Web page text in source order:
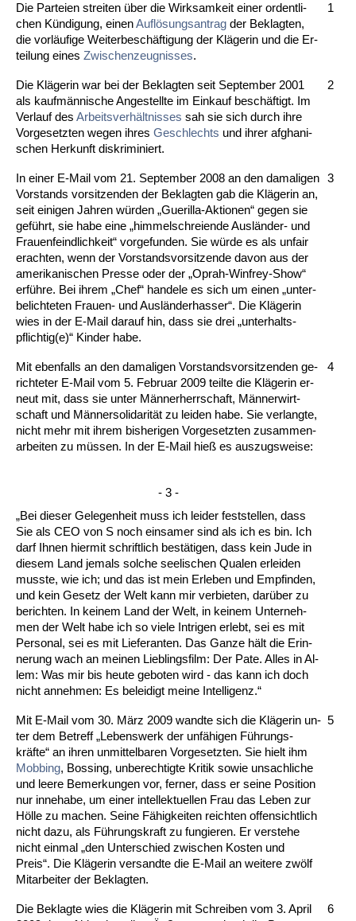
Die Par­tei­en strei­ten über die Wirk­sam­keit ei­ner or­dent­li­
chen Kündi­gung, ei­nenAuflösungs­an­trag der Be­klag­ten,
die vorläufi­ge Wei­ter­beschäfti­gung der Kläge­rin und die Er­
tei­lung ei­nes Zwi­schen­zeug­nis­ses.
1
Die Kläge­rin war bei der Be­klag­ten seit Sep­tem­ber 2001
als kaufmänni­sche An­ge­stell­te im Ein­kauf beschäftigt. Im
Ver­lauf des Ar­beits­verhält­nis­ses sah sie sich durch ih­re
Vor­ge­setz­ten we­gen ih­res Ge­schlechts und ih­rer af­gha­ni­
schen Her­kunft dis­kri­mi­niert.
2
In ei­ner E-Mail vom 21. Sep­tem­ber 2008 an den da­ma­li­gen
Vor­stands­ vor­sit­zen­den der Be­klag­ten gab die Kläge­rin an,
seit ei­ni­gen Jah­ren würden „Gue­ril­la-Ak­tio­nen“ ge­gen sie
geführt, sie ha­be ei­ne „him­mel­schrei­en­de Aus­länder- und
Frau­en­feind­lich­keit“ vor­ge­fun­den. Sie würde es als un­fair
er­ach­ten, wenn der Vor­stands­vor­sit­zen­de da­von aus der
ame­ri­ka­ni­schen Pres­se oder der „Oprah-Win­frey-Show“
erführe. Bei ih­rem „Chef“ han­de­le es sich um ei­nen „un­ter­
be­lich­te­ten Frau­en- und Ausländer­has­ser“. Die Kläge­rin
wies in der E-Mail dar­auf hin, dass sie drei „un­ter­halts­
pflich­tig(e)“ Kin­der ha­be.
3
Mit eben­falls an den da­ma­li­gen Vor­stands­vor­sit­zen­den ge­
rich­te­ter E-Mail vom 5. Fe­bru­ar 2009 teil­te die Kläge­rin er­
neut mit, dass sie un­ter Män­ner­herr­schaft, Männer­wirt­
schaft und Männer­so­li­da­rität zu lei­den ha­be. Sie ver­lang­te,
nicht mehr mit ih­rem bis­he­ri­gen Vor­ge­setz­ten zu­sam­men­
ar­bei­ten zu müssen. In der E-Mail hieß es aus­zugs­wei­se:
- 3 -
„Bei die­ser Ge­le­gen­heit muss ich lei­der fest­stel­len, dass
Sie als CEO von S noch ein­sa­mer sind als ich es bin. Ich
darf Ih­nen hier­mit schrift­lich bestäti­gen, dass kein Ju­de in
die­sem Land je­mals sol­che see­li­schen Qua­len er­lei­den
muss­te, wie ich; und das ist mein Er­le­ben und Emp­fin­den,
und kein Ge­setz der Welt kann mir ver­bie­ten, darüber zu
be­rich­ten. In kei­nem Land der Welt, in kei­nem Un­ter­neh­
men der Welt ha­be ich so vie­le In­t­ri­gen er­lebt, sei es mit
Per­so­nal, sei es mit Lie­fe­ran­ten. Das Gan­ze hält die Er­in­
ne­rung wach an mei­nen Lieb­lings­film: Der Pa­te. Al­les in Al­
lem: Was mir bis heu­te ge­bo­ten wird - das kann ich doch
nicht an­neh­men: Es be­lei­digt mei­ne In­tel­li­genz.“
4
Mit E-Mail vom 30. März 2009 wand­te sich die Kläge­rin un­
ter dem Be­treff „Le­bens­werk der unfähi­gen Führungs­
kräfte“ an ih­ren un­mit­tel­ba­ren Vor­ge­setz­ten. Sie hielt ihm
Mob­bing, Bos­sing, un­be­rech­tig­te Kri­tik so­wie un­sach­li­che
und lee­re Be­mer­kun­gen vor, fer­ner, dass er sei­ne Po­si­ti­on
nur in­ne­ha­be, um ei­ner in­tel­lek­tu­el­len Frau das Le­ben zur
Hölle zu ma­chen. Sei­ne Fähig­kei­ten reich­ten of­fen­sicht­lich
nicht da­zu, als Führungs­kraft zu fun­gie­ren. Er ver­ste­he
nicht ein­mal „den Un­ter­schied zwi­schen Kos­ten und
Preis“. Die Kläge­rin ver­sand­te die E-Mail an wei­te­re zwölf
Mit­ar­bei­ter der Be­klag­ten.
5
Die Be­klag­te wies die Kläge­rin mit Schrei­ben vom 3. April
6